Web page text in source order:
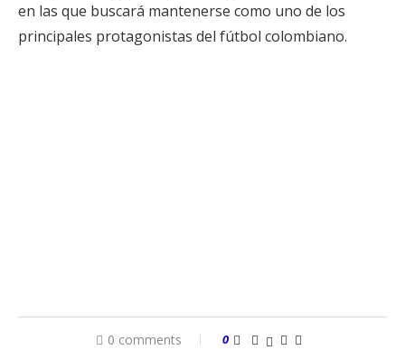
en las que buscará mantenerse como uno de los
principales protagonistas del fútbol colombiano.
0 comments 0